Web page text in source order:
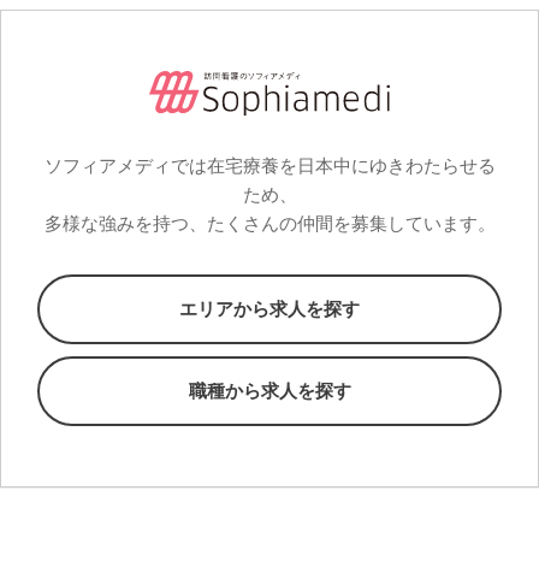
ソフィアメディでは在宅療養を日本中にゆきわたらせる
ため、
多様な強みを持つ、たくさんの仲間を募集しています。
エリアから求人を探す
職種から求人を探す